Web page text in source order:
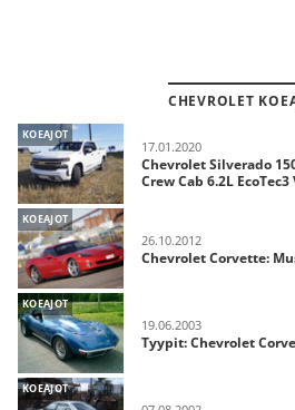
CHEVROLET
KOEAJOT
17.01.2020
Chevrolet Silverado
Crew Cab 6.2L EcoTec3
KOEAJOT
26.10.2012
Chevrolet Corvette:
KOEAJOT
19.06.2003
Tyypit: Chevrolet
KOEAJOT